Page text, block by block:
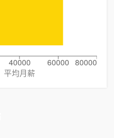
40000 60000 80000
平均月薪